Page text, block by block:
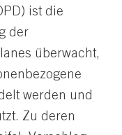
ist die
der
überwacht,
werden und
Zu deren